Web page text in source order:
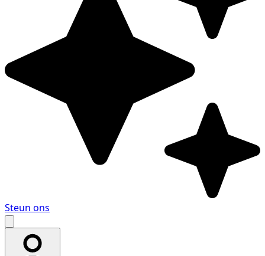
Steun ons